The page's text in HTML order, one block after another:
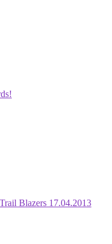
Blazers 17.04.2013